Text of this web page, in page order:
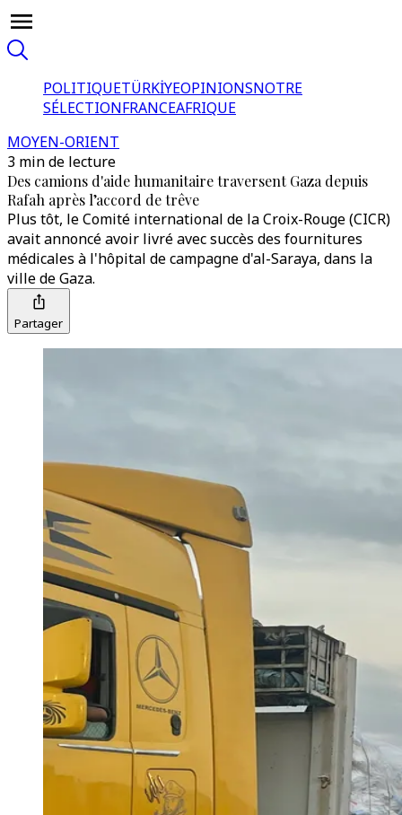
POLITIQUETÜRKİYEOPINIONSNOTRE
SÉLECTIONFRANCEAFRIQUE
MOYEN-ORIENT
3 min de lecture
Des camions d'aide humanitaire traversent Gaza depuis
Rafah après l’accord de trêve
Plus tôt, le Comité international de la Croix-Rouge (CICR)
avait annoncé avoir livré avec succès des fournitures
médicales à l'hôpital de campagne d'al-Saraya, dans la
ville de Gaza.
Partager